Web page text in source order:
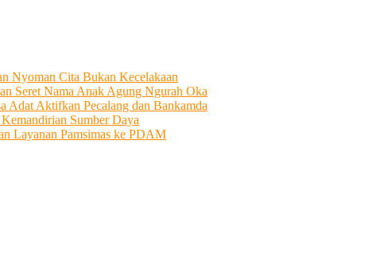
Nyoman Cita Bukan Kecelakaan
Seret Nama Anak Agung Ngurah Oka
Aktifkan Pecalang dan Bankamda
Sumber Daya
Layanan Pamsimas ke PDAM